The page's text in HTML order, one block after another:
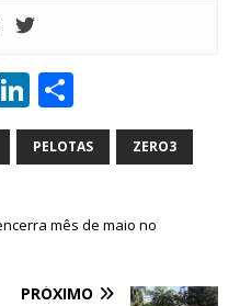
Li
n
k
dI
h
ar
PELOTAS ZERO3
mês de maio no
PRÓXIMO